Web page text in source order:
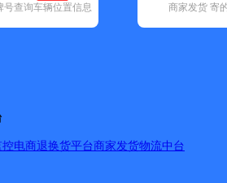
号查询车辆位置信息
商家发货 寄
控电商退换货平台商家发货物流中台
州市-南安市
市水头镇鑫水湾豪庭107-108号门面